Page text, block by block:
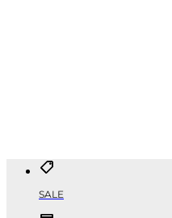
SALE